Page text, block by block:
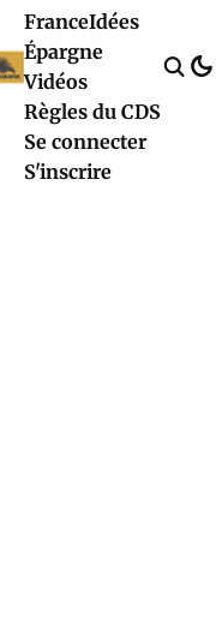
FranceIdées
Épargne
Vidéos
Règles du CDS
Se connecter
S'inscrire